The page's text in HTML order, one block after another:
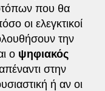
που θα
οι ελεγκτικοί
την
ο ψηφιακός
στην
ή αν οι